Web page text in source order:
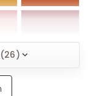
(26)